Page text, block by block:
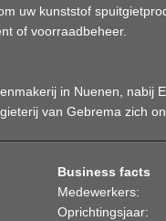
uw kunststof
of voorraadbeheer.
in Nuenen, nabij
van Gebrema zich
Business facts
Medewerkers:
Oprichtingsjaar: